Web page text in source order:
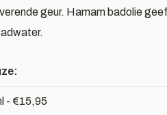
geur. Hamam badolie
- €15,95